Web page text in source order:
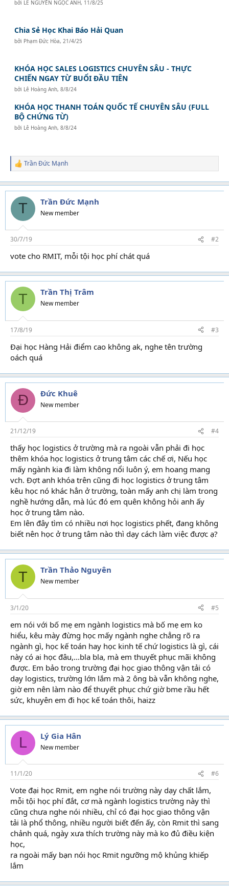
bởi LÊ NGUYỄN NGỌC ÁNH, 11/8/25
Chia Sẻ Học Khai Báo Hải Quan
bởi Phạm Đức Hòa, 21/4/25
KHÓA HỌC SALES LOGISTICS CHUYÊN SÂU - THỰC
CHIẾN NGAY TỪ BUỔI ĐẦU TIÊN
bởi Lê Hoàng Anh,8/8/24
KHÓA HỌC THANH TOÁN QUỐC TẾ CHUYÊN SÂU (FULL
BỘ CHỨNG TỪ)
bởi Lê Hoàng Anh,8/8/24
R
a
c
t
o
s
:
Trần Đức Mạnh
T Trần Đức Mạnh
New member
30/7/19 #2
vote cho RMIT, mỗi tội học phí chát quá
T Trần Thị Trâm
New member
17/8/19 #3
Đại học Hàng Hải điểm cao không ak, nghe tên trường
oách quá
Đ Đức Khuê
New member
21/12/19 #4
thấy học logistics ở trường mà ra ngoài vẫn phải đi học
thêm khóa học logistics ở trung tâm các chế ơi, Nếu học
mấy ngành kia đi làm không nổi luôn ý, em hoang mang
vch. Đợt anh khóa trên cũng đi học logistics ở trung tâm
kêu học nó khác hẳn ở trường, toàn mấy anh chị làm trong
nghề hướng dẫn, mà lúc đó em quên không hỏi anh ấy
học ở trung tâm nào.
Em lên đây tìm có nhiều nơi học logistics phết, đang không
biết nên học ở trung tâm nào thì dạy cách làm việc được ạ?
T Trần Thảo Nguyên
New member
3/1/20 #5
em nói với bố mẹ em ngành logistics mà bố mẹ em ko
hiểu, kêu mày đừng học mấy ngành nghe chẳng rõ ra
ngành gì, học kế toán hay học kinh tế chứ logistics là gì, cái
này có ai học đâu,...bla bla, mà em thuyết phục mãi không
được. Em bảo trong trường đại học giao thông vận tải có
dạy logistics, trường lớn lắm mà 2 ông bà vẫn không nghe,
giờ em nên làm nào để thuyết phục chứ giờ bme rầu hết
sức, khuyên em đi học kế toán thôi, haizz
L Lý Gia Hân
New member
11/1/20 #6
Vote đại học Rmit, em nghe nói trường này dạy chất lắm,
mỗi tội học phí đắt, cơ mà ngành logistics trường này thì
cũng chưa nghe nói nhiều, chỉ có đại học giao thông vận
tải là phổ thông, nhiều người biết đến ấy, còn Rmit thì sang
chảnh quá, ngày xưa thích trường này mà ko đủ điều kiện
học,
ra ngoài mấy bạn nói học Rmit ngưỡng mộ khủng khiếp
lắm